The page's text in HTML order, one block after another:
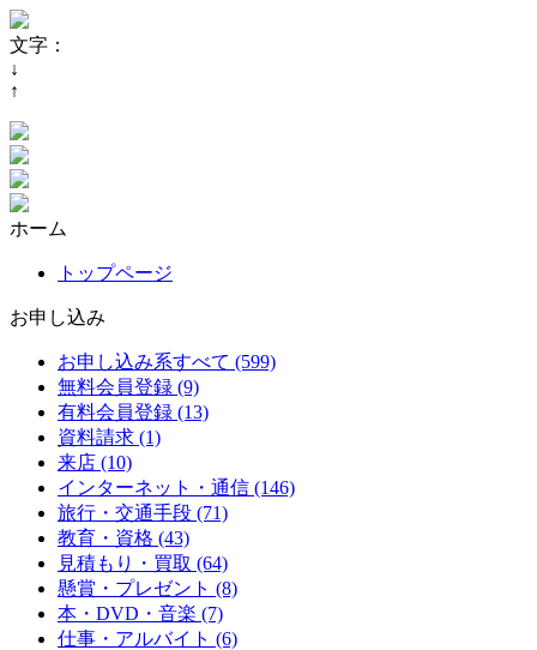
文字：
↓
↑
ホーム
トップページ
お申し込み
お申し込み系すべて (599)
無料会員登録 (9)
有料会員登録 (13)
資料請求 (1)
来店 (10)
インターネット・通信 (146)
旅行・交通手段 (71)
教育・資格 (43)
見積もり・買取 (64)
懸賞・プレゼント (8)
本・DVD・音楽 (7)
仕事・アルバイト (6)